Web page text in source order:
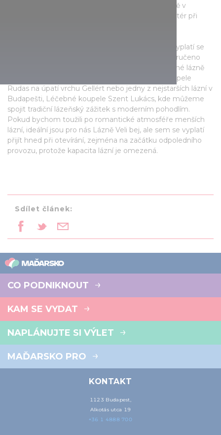
kluzišti v Budapest Parku nebo na Ledové chodbě v
Csepelu, která se nachází na náměstí Szent Imre tér při
Pokud si po jarmarku chceme zahřát tělo i duši, vyplatí se
navštívit některé z budapešťských lázní, kde je zaručeno
načerpání nových sil. Vynikající volbou jsou Léčebné lázně
Széchenyi v srdci Městského parku, Léčebné koupele
Rudas na úpatí vrchu Gellért nebo jedny z nejstarších lázní v
Budapešti, Léčebné koupele Szent Lukács, kde můžeme
spojit tradiční lázeňský zážitek s moderním pohodlím.
Pokud bychom toužili po romantické atmosféře menších
lázní, ideální jsou pro nás Lázně Veli bej, ale sem se vyplatí
přijít hned při otevírání, zejména na začátku odpoledního
provozu, protože kapacita lázní je omezená.
Sdílet článek:
CO PODNIKNOUT
KAM SE VYDAT
NAPLÁNUJTE SI VÝLET
MAĎARSKO PRO
KONTAKT
1123 Budapest,
Alkotás utca 19
+36 1 4888 700